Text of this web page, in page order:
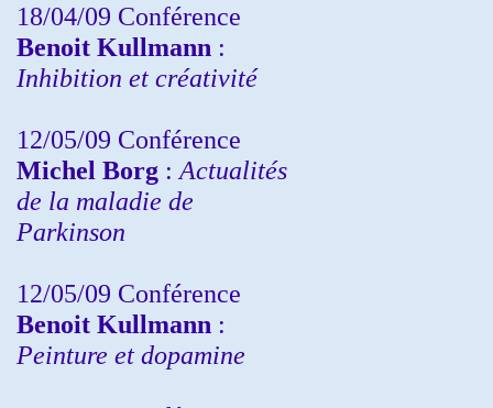
18/04/09 Conférence
Benoit Kullmann :
Inhibition et créativité
12/05/09 Conférence
Michel Borg : Actualités
de la maladie de
Parkinson
12/05/09 Conférence
Benoit Kullmann :
Peinture et dopamine